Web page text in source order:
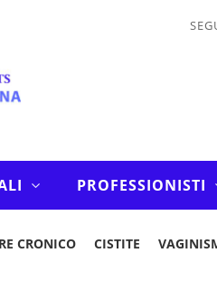
PROFESSIONISTI
CRONICO CISTITE